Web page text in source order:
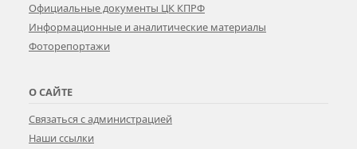
Официальные документы ЦК КПРФ
Информационные и аналитические материалы
Фоторепортажи
О САЙТЕ
Связаться с администрацией
Наши ссылки